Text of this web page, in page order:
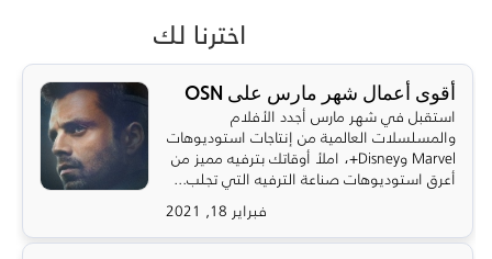
اخترنا لك
أقوى أعمال شهر مارس على OSN
استقبل في شهر مارس أجدد الأفلام
والمسلسلات العالمية من إنتاجات استوديوهات
Marvel وDisney+، املأ أوقاتك بترفيه مميز من
أعرق استوديوهات صناعة الترفيه التي تجلب...
فبراير 18, 2021